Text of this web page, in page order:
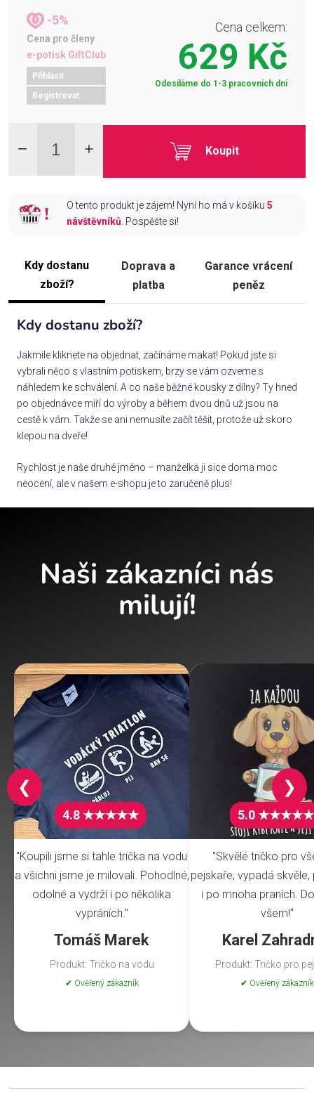
-5%
Cena pro členy
e-potisk GiftClub
Přihlásit
Registrovat
Cena celkem:
629 Kč
Odesíláme do 1-3 pracovních dní
Koupit
O tento produkt je zájem! Nyní ho má v košíku 5
návštěvníků. Pospěšte si!
Kdy dostanu
zboží?
Doprava a
platba
Garance vrácení
peněz
Kdy dostanu zboží?
Jakmile kliknete na objednat, začínáme makat! Pokud jste si
vybrali něco s vlastním potiskem, brzy se vám ozveme s
náhledem ke schválení. A co naše běžné kousky z dílny? Ty hned
po objednávce míří do výroby a během dvou dnů už jsou na
cestě k vám. Takže se ani nemusíte začít těšit, protože už skoro
klepou na dveře!
Rychlost je naše druhé jméno – manželka ji sice doma moc
neocení, ale v našem e-shopu je to zaručeně plus!
Naši zákazníci nás
milují!
4.8 ★★★★★
"Koupili jsme si tahle trička na vodu
a všichni jsme je milovali. Pohodlné,
odolné a vydrží i po několika
vypráních."
Tomáš Marek
Produkt: Tričko na vodu
✔ Ověřený zákazník
5.0 ★★★★★
"Skvělé tričko pro
pejskaře, vypadá
i po mnoha praních.
všem!"
Karel
Produkt: Tričko pro
✔ Ověřený zákazník
❮ ❯